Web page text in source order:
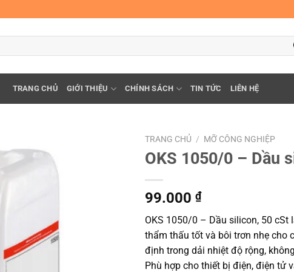
TRANG CHỦ GIỚI THIỆU CHÍNH SÁCH TIN TỨC LIÊN HỆ
TRANG CHỦ / MỠ CÔNG NGHIỆP
OKS 1050/0 – Dầu
99.000 ₫
OKS 1050/0 – Dầu silicon, 50
thẩm thấu tốt và bôi trơn nhẹ cho
định trong dải nhiệt độ rộng,
Phù hợp cho thiết bị điện, điện tử